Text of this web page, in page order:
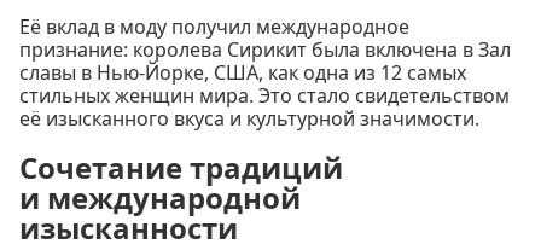
Её вклад в моду получил международное
признание: королева Сирикит была включена в Зал
славы в Нью-Йорке, США, как одна из 12 самых
стильных женщин мира. Это стало свидетельством
её изысканного вкуса и культурной значимости.
Сочетание традиций
и международной
изысканности